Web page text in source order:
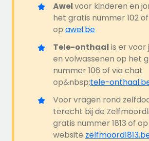
Awelvoor kinderen en
het gratis nummer 102
op awel.be
Tele-onthaal is er voor
en volwassenen op het
nummer 106 of via chat
op&nbsp;tele-
Voor vragen rond
terecht bij de
gratis nummer 1813 of
website